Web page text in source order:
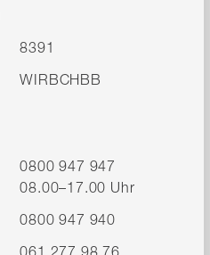
8391
WIRBCHBB
0800 947 947
08.00–17.00 Uhr
0800 947 940
061 277 98 76